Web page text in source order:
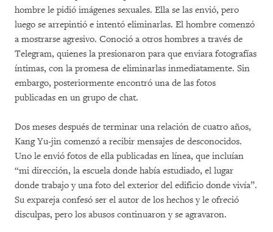
hombre le pidió imágenes sexuales. Ella se las envió, pero
luego se arrepintió e intentó eliminarlas. El hombre comenzó
a mostrarse agresivo. Conoció a otros hombres a través de
Telegram, quienes la presionaron para que enviara fotografías
íntimas, con la promesa de eliminarlas inmediatamente. Sin
embargo, posteriormente encontró una de las fotos
publicadas en un grupo de chat.
Dos meses después de terminar una relación de cuatro años,
Kang Yu-jin comenzó a recibir mensajes de desconocidos.
Uno le envió fotos de ella publicadas en línea, que incluían
“mi dirección, la escuela donde había estudiado, el lugar
donde trabajo y una foto del exterior del edificio donde vivía”.
Su expareja confesó ser el autor de los hechos y le ofreció
disculpas, pero los abusos continuaron y se agravaron.